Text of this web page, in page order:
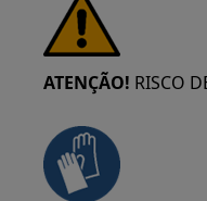
ATENÇÃO! RISCO